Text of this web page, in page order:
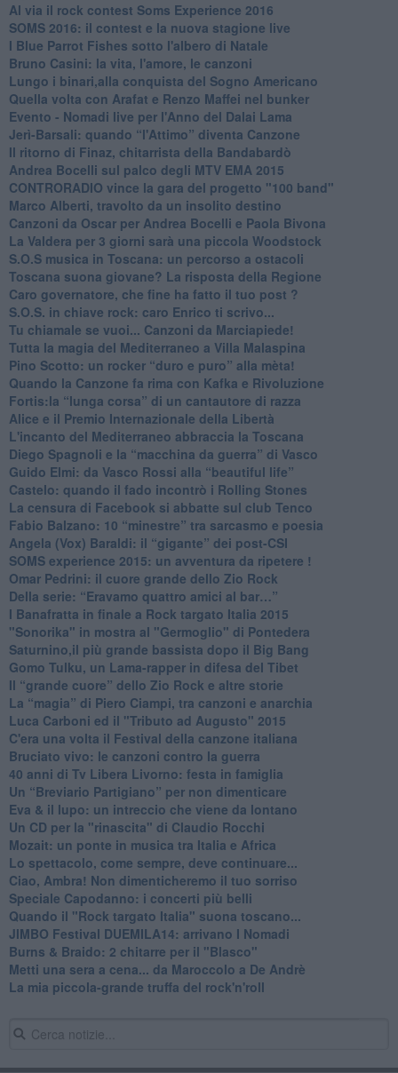
​Al via il rock contest Soms Experience 2016
​SOMS 2016: il contest e la nuova stagione live
I Blue Parrot Fishes sotto l'albero di Natale
Bruno Casini: la vita, l'amore, le canzoni
​Lungo i binari,alla conquista del Sogno Americano
​Quella volta con Arafat e Renzo Maffei nel bunker
​Evento - Nomadi live per l'Anno del Dalai Lama
Jerì-Barsali: quando “l'Attimo” diventa Canzone
Il ritorno di Finaz, chitarrista della Bandabardò
Andrea Bocelli sul palco degli MTV EMA 2015
CONTRORADIO vince la gara del progetto "100 band"
Marco Alberti, travolto da un insolito destino
Canzoni da Oscar per Andrea Bocelli e Paola Bivona
La Valdera per 3 giorni sarà una piccola Woodstock
S.O.S musica in Toscana: un percorso a ostacoli
​Toscana suona giovane? La risposta della Regione
Caro governatore, che fine ha fatto il tuo post ?
S.O.S. in chiave rock: caro Enrico ti scrivo...
Tu chiamale se vuoi... Canzoni da Marciapiede!
​Tutta la magia del Mediterraneo a Villa Malaspina
​Pino Scotto: un rocker “duro e puro” alla mèta!
​Quando la Canzone fa rima con Kafka e Rivoluzione
​Fortis:la “lunga corsa” di un cantautore di razza
Alice e il Premio Internazionale della Libertà
​L'incanto del Mediterraneo abbraccia la Toscana
​Diego Spagnoli e la “macchina da guerra” di Vasco
​Guido Elmi: da Vasco Rossi alla “beautiful life”
​Castelo: quando il fado incontrò i Rolling Stones
La censura di Facebook si abbatte sul club Tenco
Fabio Balzano: 10 “minestre” tra sarcasmo e poesia
Angela (Vox) Baraldi: il “gigante” dei post-CSI
​SOMS experience 2015: un avventura da ripetere !
Omar Pedrini: il cuore grande dello Zio Rock
Della serie: “Eravamo quattro amici al bar…”
I Banafratta in finale a Rock targato Italia 2015
"Sonorika" in mostra al "Germoglio" di Pontedera
​Saturnino,il più grande bassista dopo il Big Bang
​Gomo Tulku, un Lama-rapper in difesa del Tibet
​Il “grande cuore” dello Zio Rock e altre storie
La “magia” di Piero Ciampi, tra canzoni e anarchia
Luca Carboni ed il "Tributo ad Augusto" 2015
C'era una volta il Festival della canzone italiana
Bruciato vivo: le canzoni contro la guerra
40 anni di Tv Libera Livorno: festa in famiglia
Un “Breviario Partigiano” per non dimenticare
Eva & il lupo: un intreccio che viene da lontano
Un CD per la "rinascita" di Claudio Rocchi
Mozait: un ponte in musica tra Italia e Africa
Lo spettacolo, come sempre, deve continuare...
Ciao, Ambra! Non dimenticheremo il tuo sorriso
Speciale Capodanno: i concerti più belli
Quando il "Rock targato Italia" suona toscano...
JIMBO Festival DUEMILA14: arrivano I Nomadi
Burns & Braido: 2 chitarre per il "Blasco"
Metti una sera a cena... da Maroccolo a De Andrè
La mia piccola-grande truffa del rock'n'roll